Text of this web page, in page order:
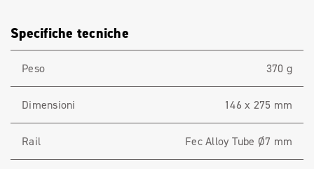
Specifiche tecniche
Peso 370 g
Dimensioni 146 x 275 mm
Rail Fec Alloy Tube Ø7 mm